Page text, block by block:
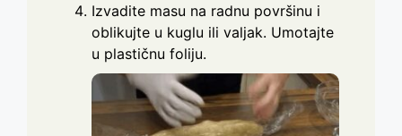
Izvadite masu na radnu površinu i
oblikujte u kuglu ili valjak. Umotajte
u plastičnu foliju.